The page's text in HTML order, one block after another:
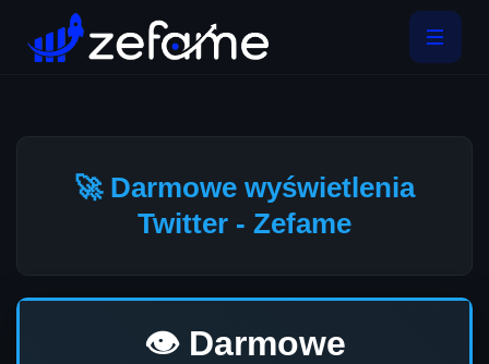
🚀 Darmowe wyświetlenia
Twitter - Zefame
👁️ Darmowe